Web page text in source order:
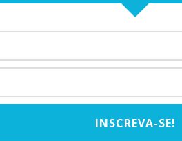
especial de
2026.
luminoso que
na cor verde
RAND
VISTA
INSCREVA-SE!